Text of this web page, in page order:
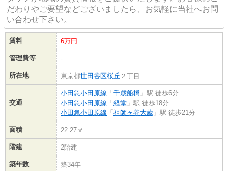
だわりやご要望などございましたら、お気軽に当社へお問
い合わせ下さい。
賃料 6万円
管理費等 -
所在地 東京都世田谷区桜丘 ２丁目
交通
小田急小田原線 「 千歳船橋 」駅 徒歩6分
小田急小田原線 「 経堂 」駅 徒歩18分
小田急小田原線 「 祖師ヶ谷大蔵 」駅 徒歩21分
面積 22.27㎡
階建 2階建
築年数 築34年